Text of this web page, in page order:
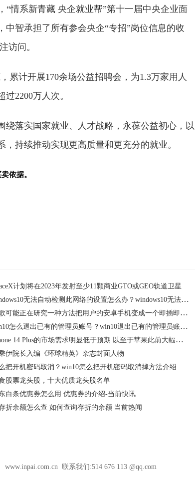
“情系新青藏 央企就业帮”第十一届中央企业面
智承担了所有参会央企“专招”岗位信息的收
访问。
累计开展170余场公益招聘会，为1.3万家用人
2200万人次。
落实国家就业、人才战略，永葆公益初心，以
持续推动实现更高质量和更充分的就业。
依据。
计划将在2023年发射至少11颗商业GTO或GEO轨道卫星
windows10无法自动检测此网络的设置怎么办？windows10无法自动检测此网络的设置解决方法
谷歌可能正在研究一种方法把用户的安卓手机变成一个即插即用的USB网络摄像头
win10怎么退出已有的管理员账号？win10退出已有的管理员账号方法介绍
iPhone 14 Plus的市场需求明显低于预期 以至于苹果此前大幅削减了其相关组件订单
伊院长入编《环球精英》杂志封面人物
把开机密码取消？win10怎么把开机密码取消掉方法介绍
股票龙头股，十大优质龙头股名单
白条优惠券怎么用 优惠券的介绍-当前快讯
折余额怎么查 如何查询存折的余额 当前热闻
www.inpai.com.cn 联系我们:514 676 113 @qq.com